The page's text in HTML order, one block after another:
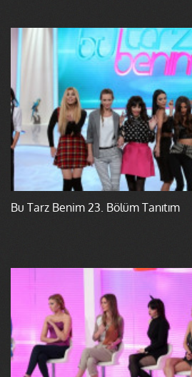
Bu Tarz Benim 23. Bölüm Tanıtım